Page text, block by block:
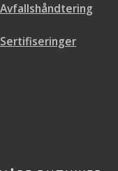
Avfallshåndtering
Sertifiseringer